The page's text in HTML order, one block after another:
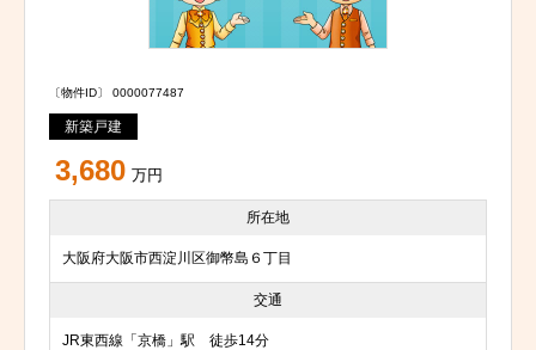
〔物件ID〕 0000077487
新築戸建
3,680 万円
所在地
大阪府大阪市西淀川区御幣島６丁目
交通
JR東西線「京橋」駅 徒歩14分